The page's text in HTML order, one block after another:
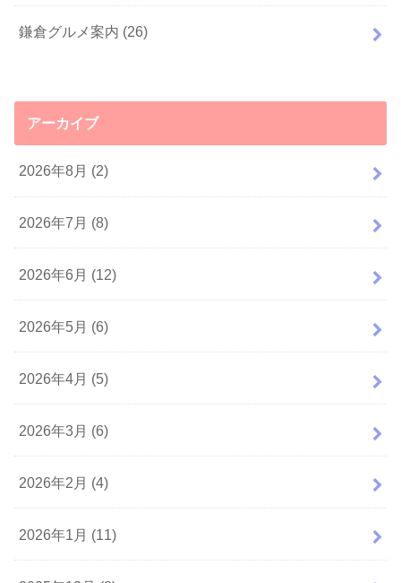
鎌倉グルメ案内 (26)
アーカイブ
2026年8月 (2)
2026年7月 (8)
2026年6月 (12)
2026年5月 (6)
2026年4月 (5)
2026年3月 (6)
2026年2月 (4)
2026年1月 (11)